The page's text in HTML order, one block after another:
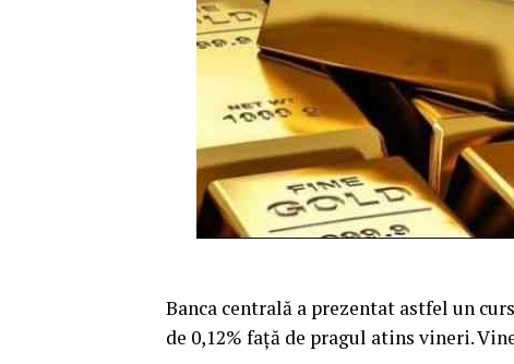
Banca centrală a prezentat astfel un
de 0,12% faţă de pragul atins vineri.